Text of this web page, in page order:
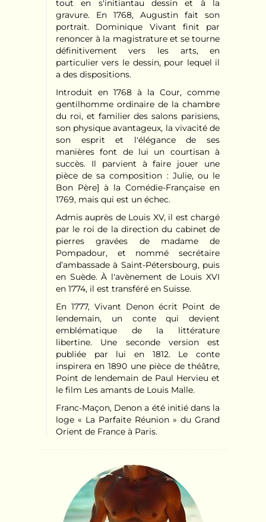
tout en s'initiantau dessin et à la
gravure. En 1768, Augustin fait son
portrait. Dominique Vivant finit par
renoncer à la magistrature et se tourne
définitivement vers les arts, en
particulier vers le dessin, pour lequel il
a des dispositions.
Introduit en 1768 à la Cour, comme
gentilhomme ordinaire de la chambre
du roi, et familier des salons parisiens,
son physique avantageux, la vivacité de
son esprit et l'élégance de ses
manières font de lui un courtisan à
succès. Il parvient à faire jouer une
pièce de sa composition : Julie, ou le
Bon Père] à la Comédie-Française en
1769, mais qui est un échec.
Admis auprès de Louis XV, il est chargé
par le roi de la direction du cabinet de
pierres gravées de madame de
Pompadour, et nommé secrétaire
d’ambassade à Saint-Pétersbourg, puis
en Suède. À l'avènement de Louis XVI
en 1774, il est transféré en Suisse.
En 1777, Vivant Denon écrit Point de
lendemain, un conte qui devient
emblématique de la littérature
libertine. Une seconde version est
publiée par lui en 1812. Le conte
inspirera en 1890 une pièce de théâtre,
Point de lendemain de Paul Hervieu et
le film Les amants de Louis Malle.
Franc-Maçon, Denon a été initié dans la
loge « La Parfaite Réunion » du Grand
Orient de France à Paris.